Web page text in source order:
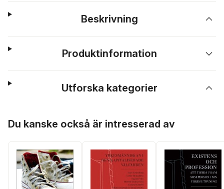
Beskrivning
Produktinformation
Utforska kategorier
Du kanske också är intresserad av